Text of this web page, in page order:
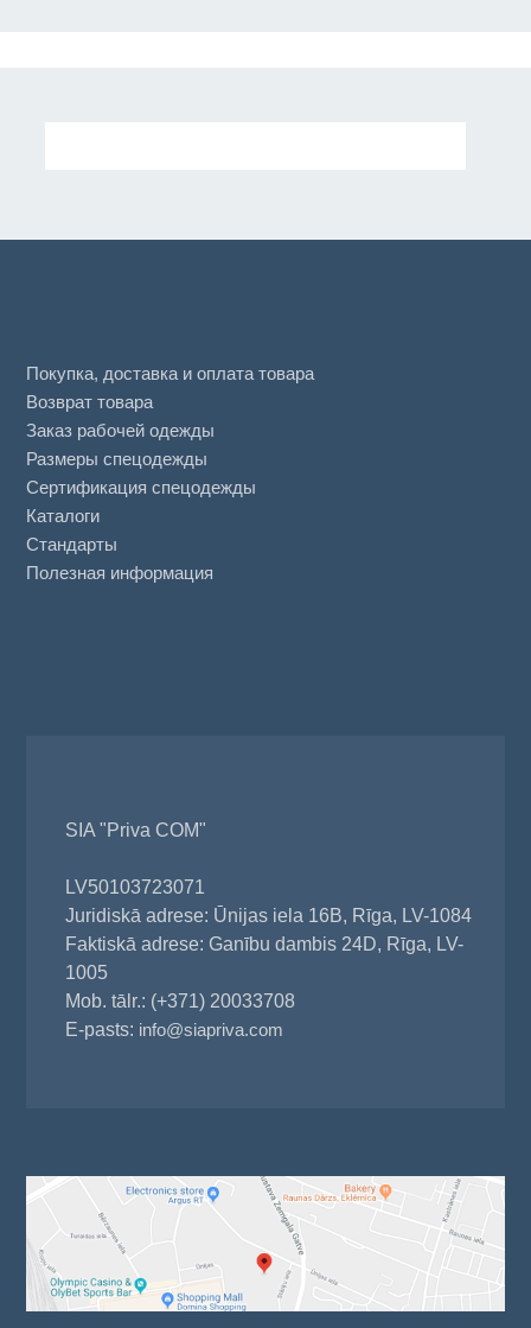
Покупка, доставка и оплата товара
Возврат товара
Заказ рабочей одежды
Размеры спецодежды
Сертификация спецодежды
Каталоги
Стандарты
Полезная информация
SIA "Priva COM"
LV50103723071
Juridiskā adrese: Ūnijas iela 16B, Rīga, LV-1084
Faktiskā adrese: Ganību dambis 24D, Rīga, LV-
1005
Mob. tālr.: (+371) 20033708
E-pasts: info@siapriva.com